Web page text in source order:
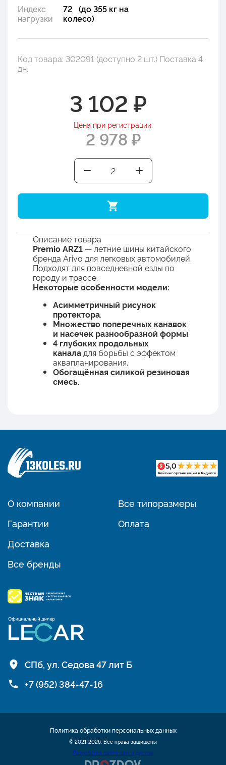
Индекс
нагрузки
72 (до 355 кг на
колесо)
Код товара: 302091 (доступно 2 шт.) Поставка 4
дн.
3 102 ₽
Цена при регистрации:
2 978 ₽
Описание товара
Premio ARZ1 — летние шины китайского
бренда Arivo для легковых автомобилей.
Подходят для повседневной езды по
городу и трассе.
Некоторые особенности модели:
Асимметричный рисунок
протектора.
Множество поперечных канавок
и насечек разнообразной формы.
4 глубоких продольных
канала для борьбы с эффектом
аквапланирования.
Обогащённая силикой резиновая
смесь.
О компании
Гарантии
Доставка
Все бренды
Все типоразмеры
Оплата
СПб, ул. Седова 47 лит Б
+7 (952) 384-47-16
© 2021-2026. Все права защищены
Разработка сайта шин и дисков
Политика обработки персональных данных